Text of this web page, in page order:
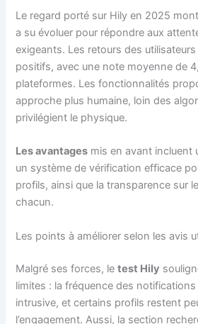
Le regard porté sur Hily en 2025
a su évoluer pour répondre aux
exigeants. Les retours des
positifs, avec une note moyenne de
plateformes. Les fonctionnalités
approche plus humaine, loin des
privilégient le physique.
Les avantages mis en avant incluent
un système de vérification efficace
profils, ainsi que la transparence sur
chacun.
Les points à améliorer selon les avis
Malgré ses forces, letest Hily
limites : la fréquence des
intrusive, et certains profils restent
l’engagement. Aussi, la section